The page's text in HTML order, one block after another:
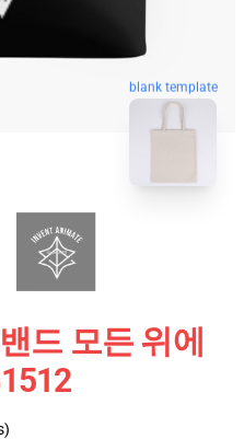
blank template
드 모든 위에